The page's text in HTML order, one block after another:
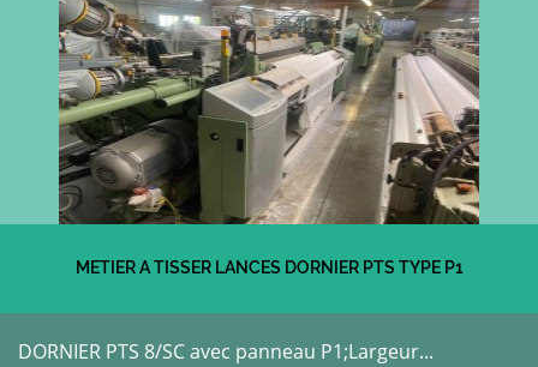
METIER A TISSER LANCES DORNIER PTS TYPE P1
DORNIER PTS 8/SC avec panneau P1;Largeur...